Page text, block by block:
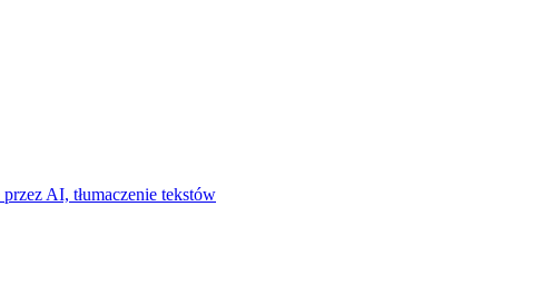
AI, tłumaczenie tekstów